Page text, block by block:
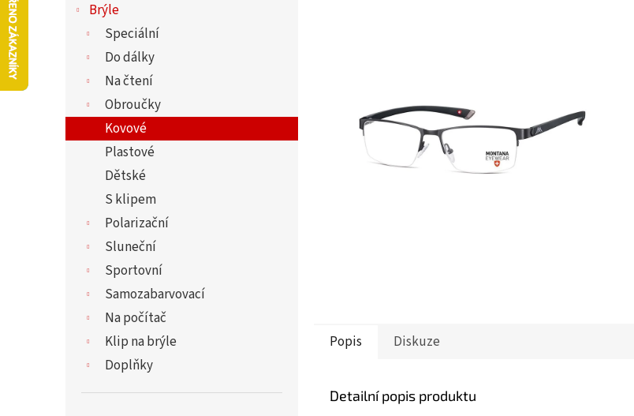
Brýle
Speciální
Do dálky
Na čtení
Obroučky
Kovové
Plastové
Dětské
S klipem
Polarizační
Sluneční
Sportovní
Samozabarvovací
Na počítač
Klip na brýle
Doplňky
Popis Diskuze
Detailní popis produktu